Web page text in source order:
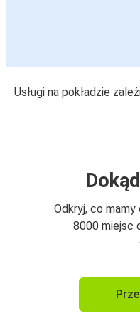
Usługi na pokładzie
Odkryj, co
8000 miejsc